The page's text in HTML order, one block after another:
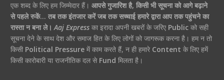
एक शब्द के लिए हम जिम्मेदार हैं। आपसे गुजारिश है, किसी भी सूचना को आगे बढ़ाने
से पहले रुकें… तब तक इंतजार करें जब तक सच्चाई हमारे द्वारा आप तक पहुंचने का
रास्ता न बना ले। Aaj Expressका इरादा अपनी खबरों के जरिए Publicको सही
सूचना देने के साथ देश और समाज हित के लिए लोगों को जागरूक करना है। हम न तो
किसी Political Pressureमें काम करते हैं, न ही हमारे Content के लिए हमें
किसी कारोबारी या राजनीतिक दल से Fund मिलता है।